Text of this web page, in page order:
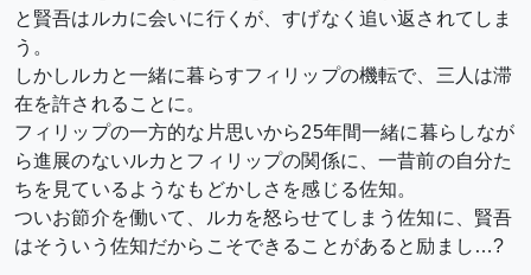
と賢吾はルカに会いに行くが、すげなく追い返されてしま
う。
しかしルカと一緒に暮らすフィリップの機転で、三人は滞
在を許されることに。
フィリップの一方的な片思いから25年間一緒に暮らしなが
ら進展のないルカとフィリップの関係に、一昔前の自分た
ちを見ているようなもどかしさを感じる佐知。
ついお節介を働いて、ルカを怒らせてしまう佐知に、賢吾
はそういう佐知だからこそできることがあると励まし…?